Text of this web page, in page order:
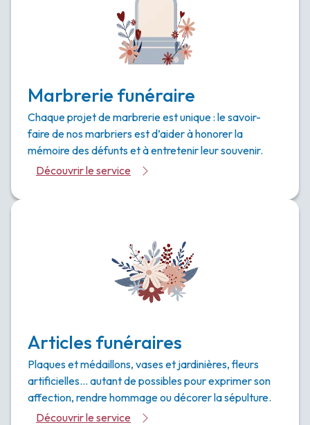
Marbrerie funéraire
Chaque projet de marbrerie est unique : le savoir-
faire de nos marbriers est d’aider à honorer la
mémoire des défunts et à entretenir leur souvenir.
Découvrir le service
Articles funéraires
Plaques et médaillons, vases et jardinières, fleurs
artificielles… autant de possibles pour exprimer son
affection, rendre hommage ou décorer la sépulture.
Découvrir le service